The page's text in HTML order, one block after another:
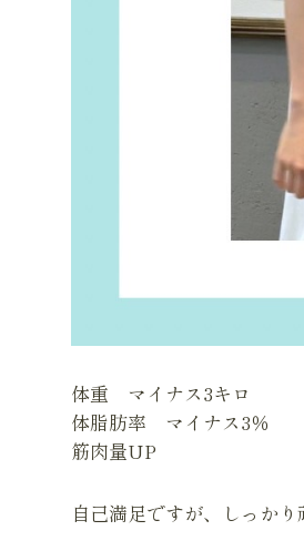
体重 マイナス3キロ
体脂肪率 マイナス3％
筋肉量UP
自己満足ですが、しっか